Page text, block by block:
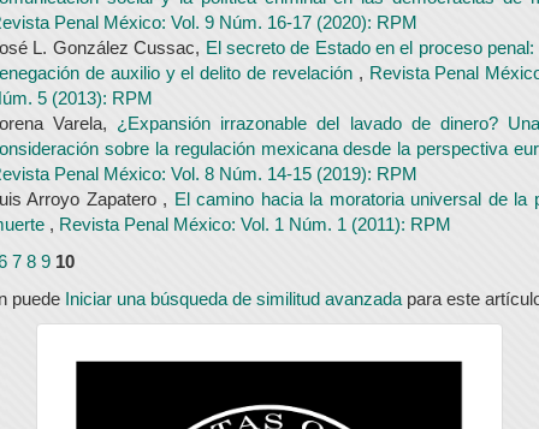
Penal México: Vol. 9 Núm. 16-17 (2020): RPM
L. González Cussac, El secreto de Estado en el proceso penal:
de auxilio y el delito de revelación , Revista Penal
5 (2013): RPM
Varela, ¿Expansión irrazonable del lavado de dinero?
sobre la regulación mexicana desde la perspectiva
Penal México: Vol. 8 Núm. 14-15 (2019): RPM
Arroyo Zapatero , El camino hacia la moratoria universal de la
, Revista Penal México: Vol. 1 Núm. 1 (2011): RPM
7 8 9 10
puede Iniciar una búsqueda de similitud avanzada para este
universidad